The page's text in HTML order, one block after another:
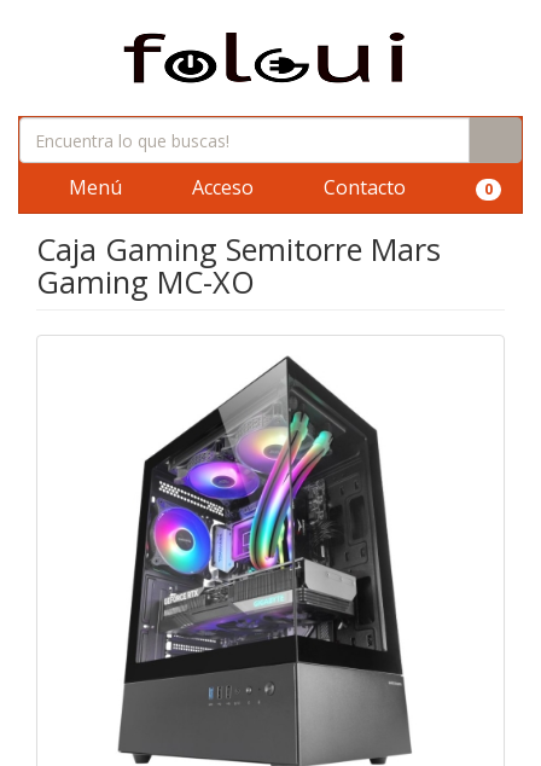
Menú Acceso Contacto 0
Caja Gaming Semitorre Mars
Gaming MC-XO